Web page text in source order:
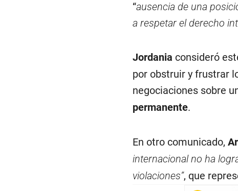
“ausencia de una
a respetar el derecho
Jordania consideró
por obstruir y frustrar
negociaciones sobre
permanente.
En otro comunicado,
internacional no ha
violaciones”, que